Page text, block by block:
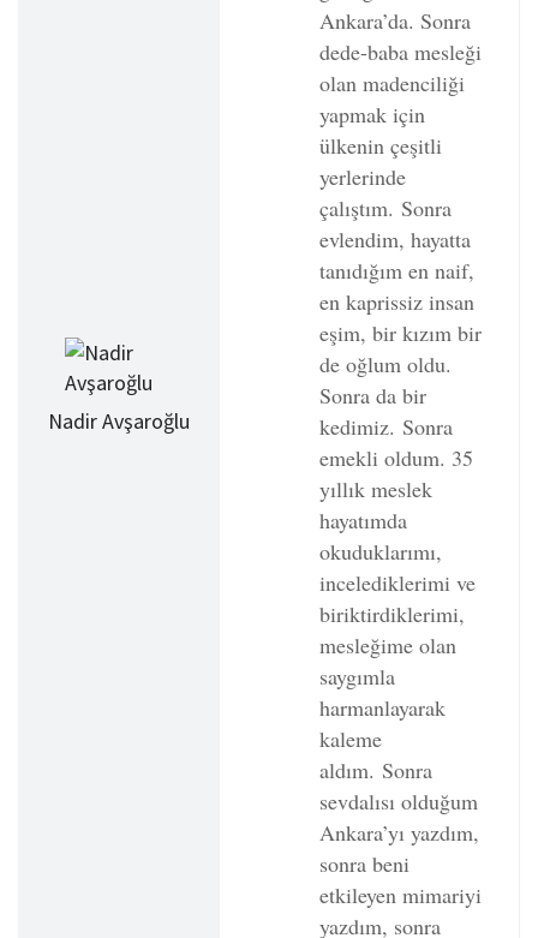
Nadir Avşaroğlu
Ankara’da. Sonra
dede-baba mesleği
olan madenciliği
yapmak için
ülkenin çeşitli
yerlerinde
çalıştım. Sonra
evlendim, hayatta
tanıdığım en naif,
en kaprissiz insan
eşim, bir kızım bir
de oğlum oldu.
Sonra da bir
kedimiz. Sonra
emekli oldum. 35
yıllık meslek
hayatımda
okuduklarımı,
incelediklerimi ve
biriktirdiklerimi,
mesleğime olan
saygımla
harmanlayarak
kaleme
aldım. Sonra
sevdalısı olduğum
Ankara’yı yazdım,
sonra beni
etkileyen mimariyi
yazdım, sonra